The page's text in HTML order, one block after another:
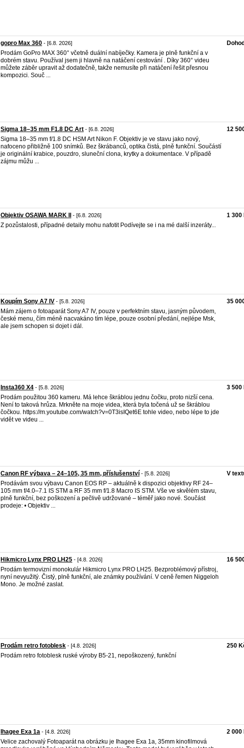
gopro Max 360 - [6.8. 2026]
Prodám GoPro MAX 360° včetně duální nabíječky. Kamera je plně funkční a v
dobrém stavu. Používal jsem ji hlavně na natáčení cestování . Díky 360° videu
můžete záběr upravit až dodatečně, takže nemusíte při natáčení řešit přesnou
kompozici. Souč ...
Sigma 18–35 mm F1.8 DC Art - [6.8. 2026]
Sigma 18–35 mm f/1.8 DC HSM Art Nikon F. Objektiv je ve stavu jako nový,
nafoceno přibližně 100 snímků. Bez škrábanců, optika čistá, plně funkční. Součástí
je originální krabice, pouzdro, sluneční clona, krytky a dokumentace. V případě
zájmu můžu ...
12
Objektiv OSAWA MARK II - [6.8. 2026]
Z pozůstalosti, případné detaily mohu nafotit Podívejte se i na mé další inzeráty...
1 300
Koupím Sony A7 IV - [5.8. 2026]
Mám zájem o fotoaparát Sony A7 IV, pouze v perfektním stavu, jasným původem,
české menu, čím méně nacvakáno tím lépe, pouze osobní předání, nejlépe Msk,
ale jsem schopen si dojet i dál.
35
Insta360 X4 - [5.8. 2026]
Prodám použitou 360 kameru. Má lehce škráblou jednu čočku, proto nizší cena.
Není to taková hrůza. Mrkněte na moje videa, která byla točená už se škráblou
čočkou. https://m.youtube.com/watch?v=0T3isIQet6E tohle video, nebo lépe to jde
vidět ve videu ...
3 500
Canon RF výbava – 24–105, 35 mm, příslušenství - [5.8. 2026]
Prodávám svou výbavu Canon EOS RP – aktuálně k dispozici objektivy RF 24–
105 mm f/4.0–7.1 IS STM a RF 35 mm f/1.8 Macro IS STM. Vše ve skvělém stavu,
plně funkční, bez poškození a pečlivě udržované – téměř jako nové. Součást
prodeje: • Objektiv ...
V
Hikmicro Lynx PRO LH25 - [4.8. 2026]
Prodám termovizní monokulár Hikmicro Lynx PRO LH25. Bezproblémový přístroj,
nyní nevyužitý. Čistý, plně funkční, ale známky používání. V ceně řemen Niggeloh
Mono. Je možné zaslat.
16
Prodám retro fotoblesk - [4.8. 2026]
Prodám retro fotoblesk ruské výroby B5-21, nepoškozený, funkční
250
Ihagee Exa 1a - [4.8. 2026]
Velice zachovalý Fotoaparát na obrázku je Ihagee Exa 1a, 35mm kinofilmová
2 000